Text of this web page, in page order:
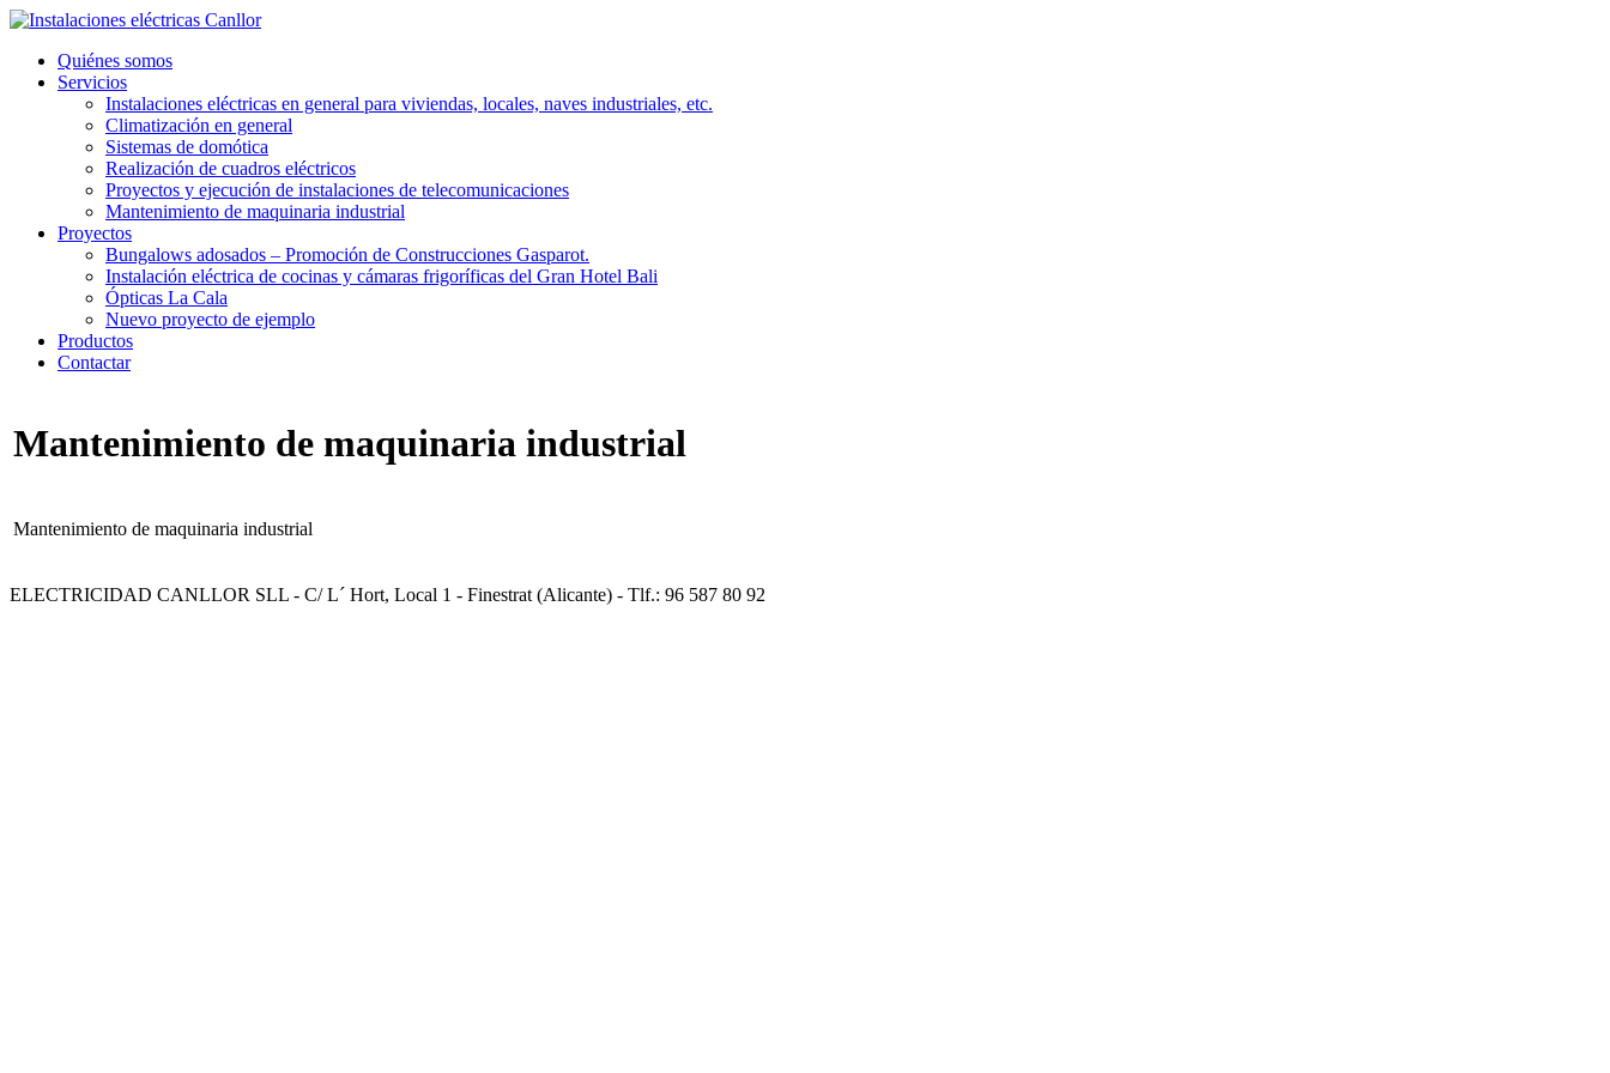
Quiénes somos
Servicios
Instalaciones eléctricas en general para viviendas, locales, naves industriales, etc.
Climatización en general
Sistemas de domótica
Realización de cuadros eléctricos
Proyectos y ejecución de instalaciones de telecomunicaciones
Mantenimiento de maquinaria industrial
Proyectos
Bungalows adosados – Promoción de Construcciones Gasparot.
Instalación eléctrica de cocinas y cámaras frigoríficas del Gran Hotel Bali
Ópticas La Cala
Nuevo proyecto de ejemplo
Productos
Contactar
Mantenimiento de maquinaria industrial
Mantenimiento de maquinaria industrial
ELECTRICIDAD CANLLOR SLL - C/ L´ Hort, Local 1 - Finestrat (Alicante) - Tlf.: 96 587 80 92